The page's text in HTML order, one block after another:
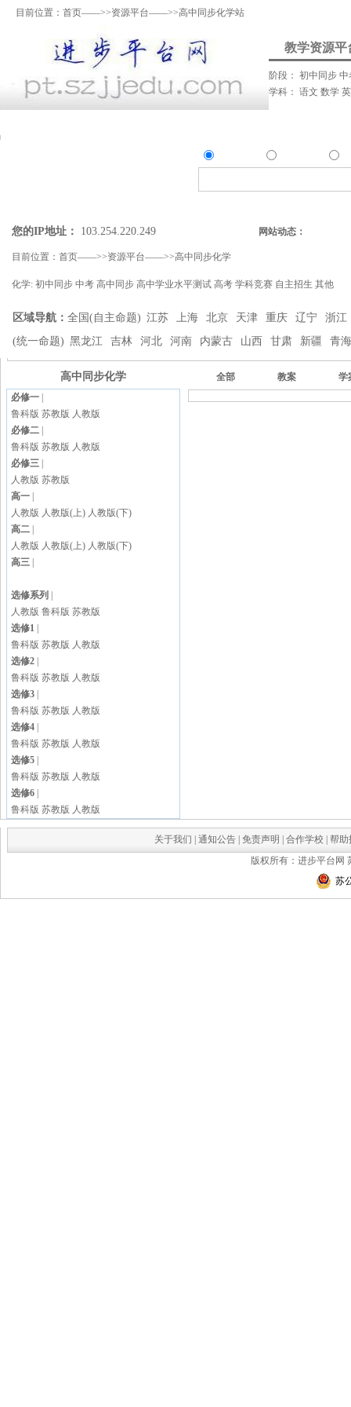
目前位置： 首页——>>资源平台——>>高中同步化学站
教学资源平
阶段： 初中同步
学科： 语文 数学
您的IP地址： 103.254.220.249 网站动态：
目前位置： 首页——>>资源平台——>>高中同步化学
化学: 初中同步 中考 高中同步 高中学业水平测试 高考 学科竞赛 自主招生 其他
区域导航： 全国(自主命题) 江苏 上海 北京 天津 重庆 辽宁
浙江
(统一命题) 黑龙江 吉林 河北 河南 内蒙古 山西 甘肃 新疆 青
高中同步化学
必修一
鲁科版 苏教版 人教版
必修二
鲁科版 苏教版 人教版
必修三
人教版 苏教版
高一
人教版 人教版(上) 人教版(下)
高二
人教版 人教版(上) 人教版(下)
高三
选修系列
人教版 鲁科版 苏教版
选修1
鲁科版 苏教版 人教版
选修2
鲁科版 苏教版 人教版
选修3
鲁科版 苏教版 人教版
选修4
鲁科版 苏教版 人教版
选修5
鲁科版 苏教版 人教版
选修6
鲁科版 苏教版 人教版
全部 教案 学
关于我们 通知公告 免责声明 合作学校
帮助
版权所有：进步平台网
苏